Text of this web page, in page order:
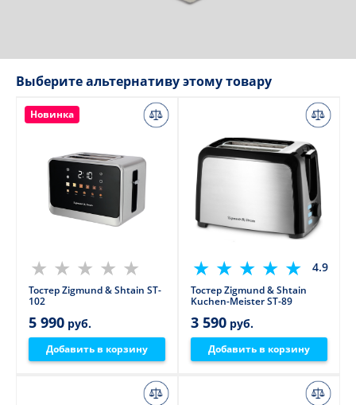
Выберите альтернативу этому товару
Новинка
Тостер Zigmund & Shtain ST-
102
5 990 руб.
Добавить в корзину
4.9
Тостер Zigmund & Shtain
Kuchen-Meister ST-89
3 590 руб.
Добавить в корзину